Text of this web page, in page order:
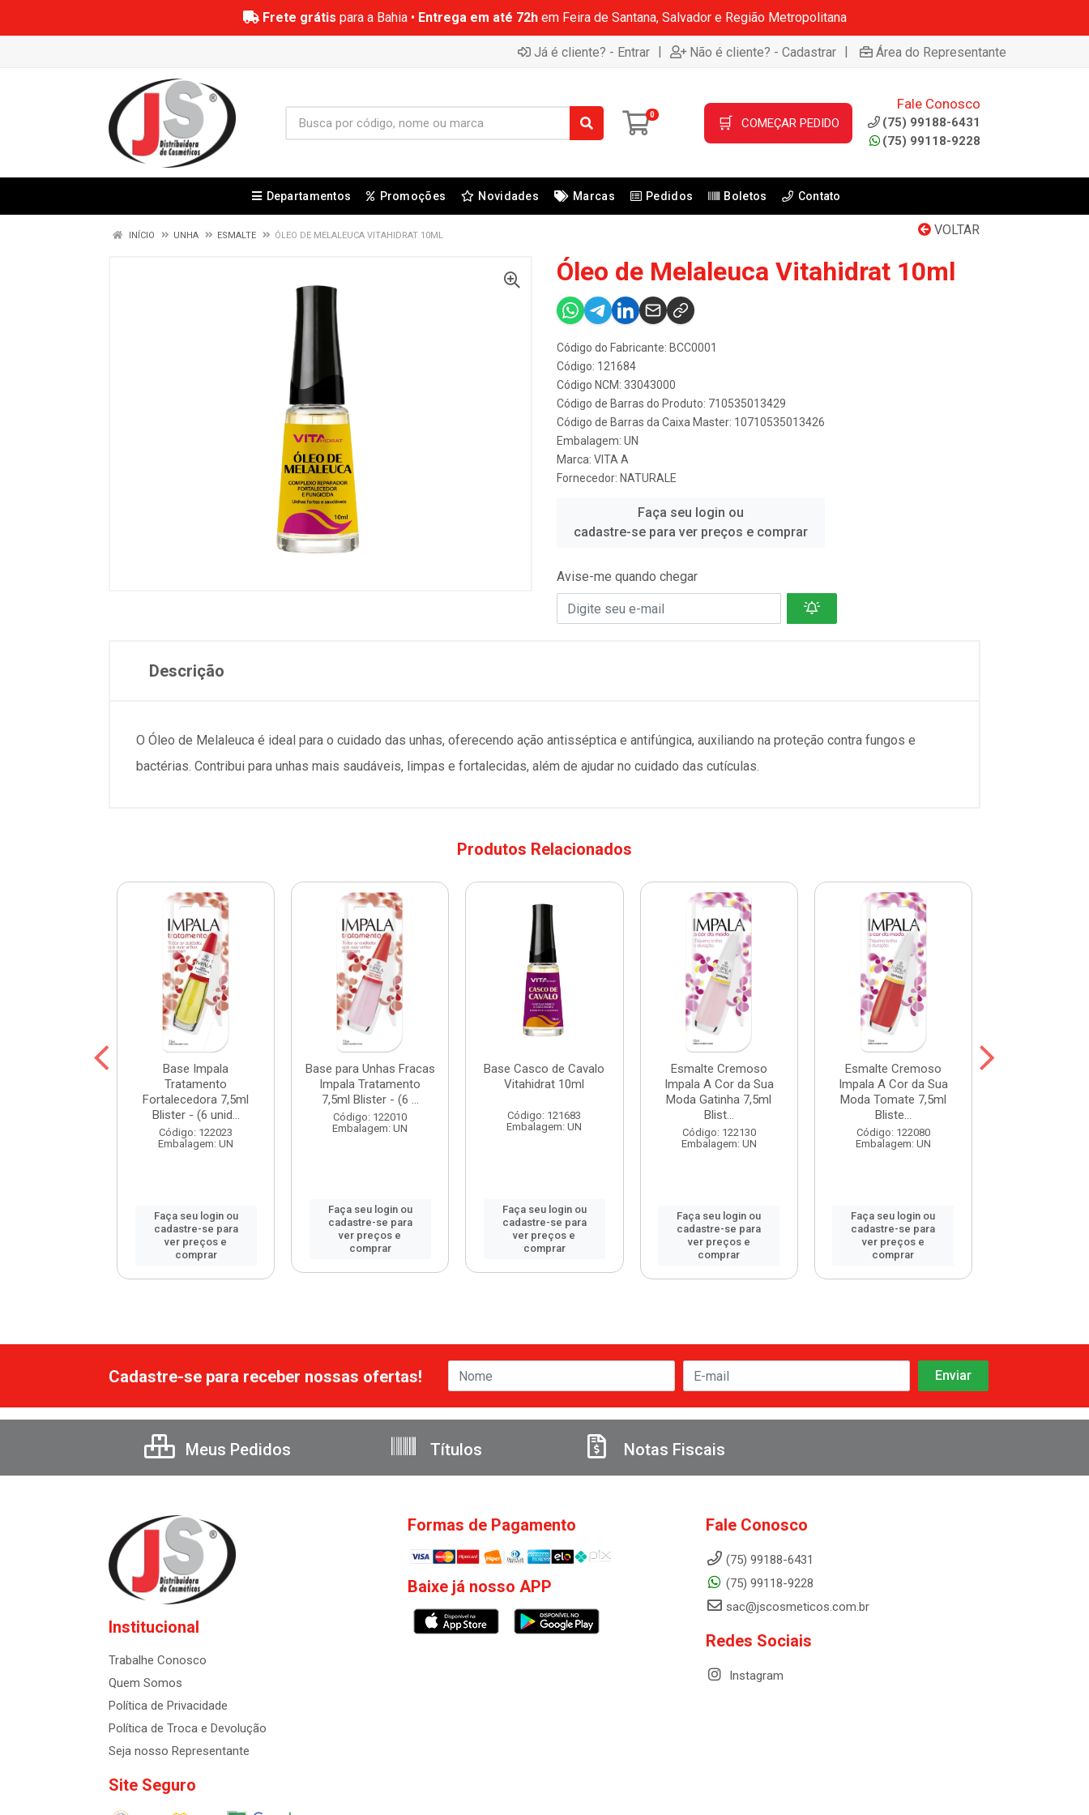
Frete grátis para a Bahia • Entrega em até 72hem Feira de Santana, Salvador e Região Metropolitana
Já é cliente? - Entrar | Não é cliente? - Cadastrar | Área do Representante
0 🛒 COMEÇAR PEDIDO
Fale Conosco
(75) 99188-6431
(75) 99118-9228
Departamentos Promoções Novidades Marcas Pedidos Boletos Contato
VOLTAR
INÍCIO UNHA ESMALTE ÓLEO DE MELALEUCA VITAHIDRAT 10ML
Óleo de Melaleuca Vitahidrat 10ml
Código do Fabricante: BCC0001
Código: 121684
Código NCM: 33043000
Código de Barras do Produto: 710535013429
Código de Barras da Caixa Master: 10710535013426
Embalagem: UN
Marca: VITA A
Fornecedor: NATURALE
Faça seu login ou
cadastre-se para ver preços e comprar
Avise-me quando chegar
Descrição
O Óleo de Melaleuca é ideal para o cuidado das unhas, oferecendo ação antisséptica e antifúngica, auxiliando na proteção contra fungos e
bactérias. Contribui para unhas mais saudáveis, limpas e fortalecidas, além de ajudar no cuidado das cutículas.
Produtos Relacionados
Base Impala
Tratamento
Fortalecedora 7,5ml
Blister - (6 unid...
Código: 122023
Embalagem: UN
Faça seu login ou
cadastre-se para
ver preços e
comprar
Base para Unhas Fracas
Impala Tratamento
7,5ml Blister - (6 ...
Código: 122010
Embalagem: UN
Faça seu login ou
cadastre-se para
ver preços e
comprar
Base Casco de Cavalo
Vitahidrat 10ml
Código: 121683
Embalagem: UN
Faça seu login ou
cadastre-se para
ver preços e
comprar
Esmalte Cremoso
Impala A Cor da Sua
Moda Gatinha 7,5ml
Blist...
Código: 122130
Embalagem: UN
Faça seu login ou
cadastre-se para
ver preços e
comprar
Esmalte Cremoso
Impala A Cor da Sua
Moda Tomate 7,5ml
Bliste...
Código: 122080
Embalagem: UN
Faça seu login ou
cadastre-se para
ver preços e
comprar
Cadastre-se para receber nossas ofertas!
Meus Pedidos Títulos Notas Fiscais
Institucional
Trabalhe Conosco
Quem Somos
Política de Privacidade
Política de Troca e Devolução
Seja nosso Representante
Site Seguro
Formas de Pagamento
Baixe já nosso APP
Fale Conosco
(75) 99188-6431
(75) 99118-9228
sac@jscosmeticos.com.br
Redes Sociais
Instagram